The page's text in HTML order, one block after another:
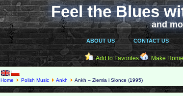
Feel the Blues
and
ABOUT US CONTACT US
Add to Favorites Make
Home Polish Music Ankh Ankh – Ziemia i Slonce (1995)